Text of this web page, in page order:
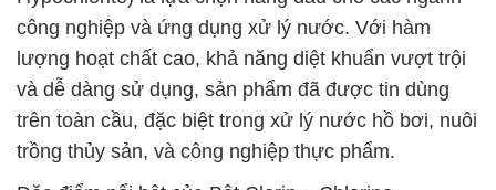
công nghiệp và ứng dụng xử lý nước. Với hàm
lượng hoạt chất cao, khả năng diệt khuẩn vượt trội
và dễ dàng sử dụng, sản phẩm đã được tin dùng
trên toàn cầu, đặc biệt trong xử lý nước hồ bơi, nuôi
trồng thủy sản, và công nghiệp thực phẩm.